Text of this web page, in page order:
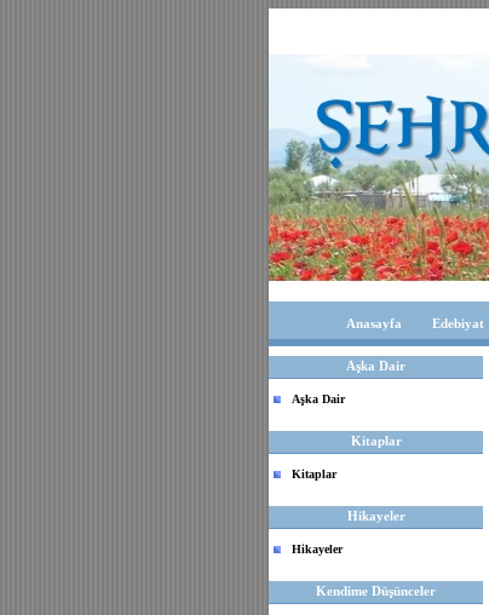
Anasayfa Edebiyat
Aşka Dair
Aşka Dair
Kitaplar
Kitaplar
Hikayeler
Hikayeler
Kendime Düşünceler